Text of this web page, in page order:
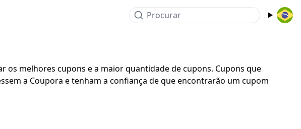
Procurar
melhores cupons e a maior quantidade de cupons. Cupons que
a Coupora e tenham a confiança de que encontrarão um cupom